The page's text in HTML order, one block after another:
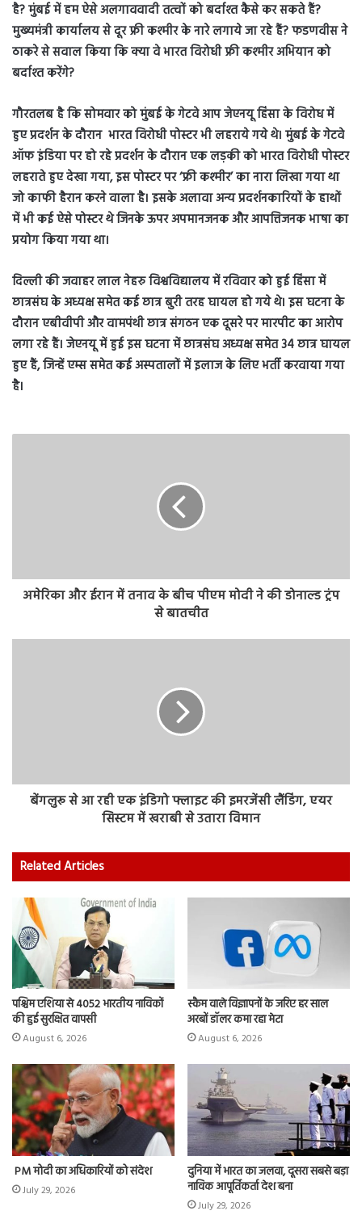
है? मुंबई में हम ऐसे अलगाववादी तत्वों को बर्दाश्त कैसे कर सकते हैं?
मुख्यमंत्री कार्यालय से दूर फ्री कश्मीर के नारे लगाये जा रहे हैं? फडणवीस ने
ठाकरे से सवाल किया कि क्या वे भारत विरोधी फ्री कश्मीर अभियान को
बर्दाश्त करेंगे?
गौरतलब है कि सोमवार को मुंबई के गेटवे आप जेएनयू हिंसा के विरोध में
हुए प्रदर्शन के दौरान भारत विरोधी पोस्टर भी लहराये गये थे। मुंबई के गेटवे
ऑफ इंडिया पर हो रहे प्रदर्शन के दौरान एक लड़की को भारत विरोधी पोस्टर
लहराते हुए देखा गया, इस पोस्टर पर ‘फ्री कश्मीर’ का नारा लिखा गया था
जो काफी हैरान करने वाला है। इसके अलावा अन्य प्रदर्शनकारियों के हाथों
में भी कई ऐसे पोस्टर थे जिनके ऊपर अपमानजनक और आपत्तिजनक भाषा का
प्रयोग किया गया था।
दिल्ली की जवाहर लाल नेहरु विश्वविद्यालय में रविवार को हुई हिंसा में
छात्रसंघ के अध्यक्ष समेत कई छात्र बुरी तरह घायल हो गये थे। इस घटना के
दौरान एबीवीपी और वामपंथी छात्र संगठन एक दूसरे पर मारपीट का आरोप
लगा रहे हैं। जेएनयू में हुई इस घटना में छात्रसंघ अध्यक्ष समेत 34 छात्र घायल
हुए हैं, जिन्हें एम्स समेत कई अस्पतालों में इलाज के लिए भर्ती करवाया गया
है।
अमेरिका और ईरान में तनाव के बीच पीएम मोदी ने की डोनाल्ड ट्रंप
से बातचीत
बेंगलुरू से आ रही एक इंडिगो फ्लाइट की इमरजेंसी लैंडिंग, एयर
सिस्‍टम में खराबी से उतारा विमान
Related Articles
पश्चिम एशिया से 4052 भारतीय नाविकों
की हुई सुरक्षित वापसी
August 6, 2026
स्कैम वाले विज्ञापनों के जरिए हर साल
अरबों डॉलर कमा रहा मेटा
August 6, 2026
PM मोदी का अधिकारियों को संदेश
July 29, 2026
दुनिया में भारत का जलवा, दूसरा सबसे बड़ा
नाविक आपूर्तिकर्ता देश बना
July 29, 2026